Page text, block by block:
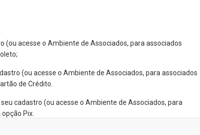
(ou acesse o Ambiente de Associados, para associados
(ou acesse o Ambiente de Associados, para associados
de Crédito.
cadastro (ou acesse o Ambiente de Associados, para
Pix.